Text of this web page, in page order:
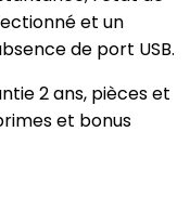
et un
de port USB.
2 ans, pièces et
et bonus